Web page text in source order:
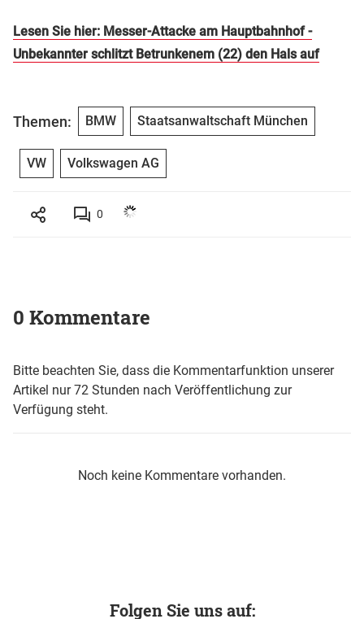
Lesen Sie hier: Messer-Attacke am Hauptbahnhof -
Unbekannter schlitzt Betrunkenem (22) den Hals auf
Themen: BMW Staatsanwaltschaft München
VW Volkswagen AG
0
0 Kommentare
Bitte beachten Sie, dass die Kommentarfunktion unserer
Artikel nur 72 Stunden nach Veröffentlichung zur
Verfügung steht.
Noch keine Kommentare vorhanden.
Folgen Sie uns auf: